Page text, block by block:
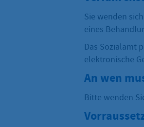
Sie wenden
eines
Das Sozialamt
elektronische
An wen
Bitte wenden